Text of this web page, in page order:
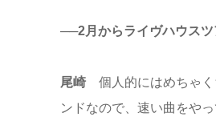
──2月からライヴハウス
尾崎個人的にはめちゃく
ンドなので、速い曲をや